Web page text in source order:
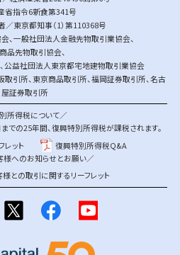
省指令6新食第341号
東京都知事（1）第110368号
、 一般社団法人金融先物取引業協会、
品先物取引協会、
、 公益社団法人東京都宅地建物取引業協会
取引所、 東京商品取引所、福岡証券取引所、名古
屋証券取引所
所得税について／
での25年間、復興特別所得税が課税されます。
レット
復興特別所得税Q&A
へのお知らせとお願い／
との取引に関するリーフレット